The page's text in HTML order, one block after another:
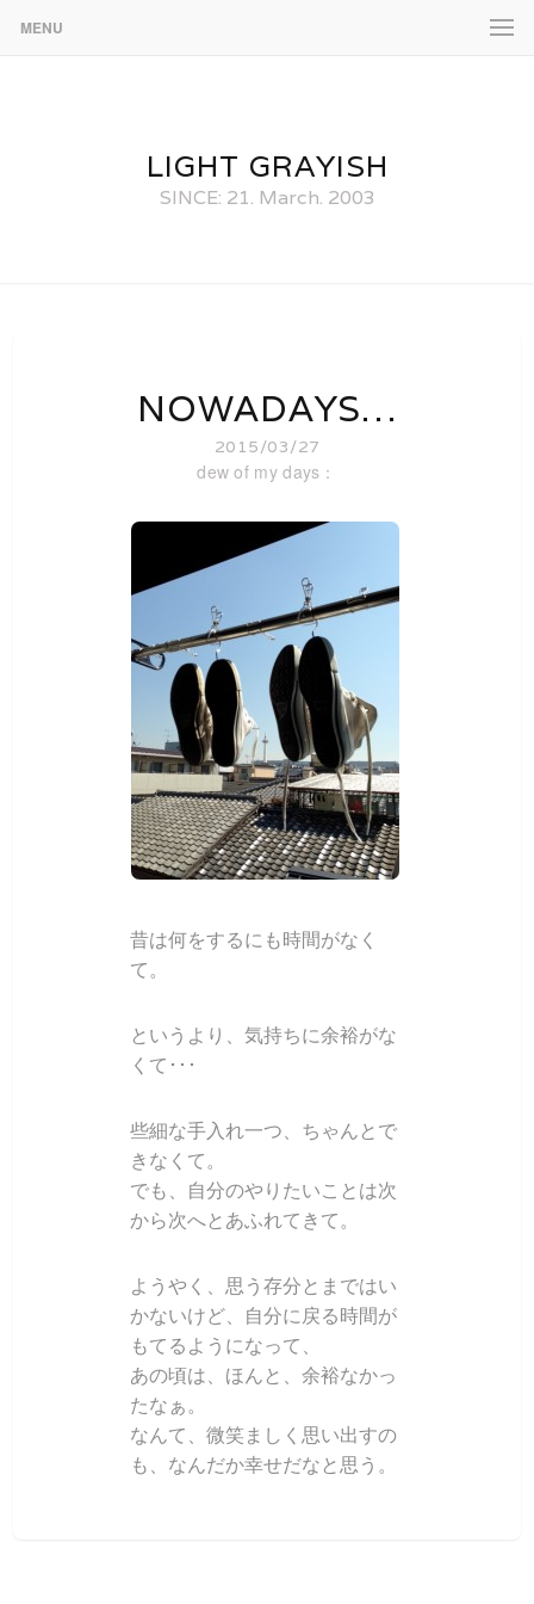
MENU
LIGHT GRAYISH
SINCE: 21. March. 2003
NOWADAYS…
2015/03/27
dew of my days：
昔は何をするにも時間がなく
て。
というより、気持ちに余裕がな
くて･･･
些細な手入れ一つ、ちゃんとで
きなくて。
でも、自分のやりたいことは次
から次へとあふれてきて。
ようやく、思う存分とまではい
かないけど、自分に戻る時間が
もてるようになって、
あの頃は、ほんと、余裕なかっ
たなぁ。
なんて、微笑ましく思い出すの
も、なんだか幸せだなと思う。